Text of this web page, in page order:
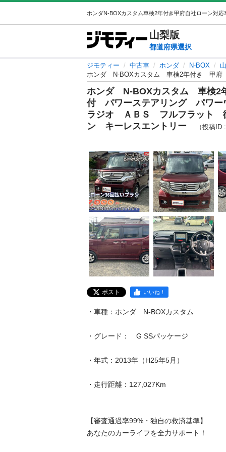
山梨版
都道府県選択
ジモティー 中古車 ホンダ N-BOX
ホンダ N-BOXカスタム 車検
付 パワーステアリング パワ
ラジオ ＡＢＳ フルフラット
ン キーレスエントリー
（投稿ID
ポスト いいね！
・車種：ホンダ　N-BOXカスタム
・グレード：　G SSパッケージ
・年式：2013年（H25年5月）
・走行距離：127,027Km
【審査通過率99%・独自の救済基準】
あなたのカーライフを全力サポート！